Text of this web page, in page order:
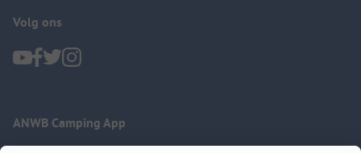
Volg ons
ANWB Camping App